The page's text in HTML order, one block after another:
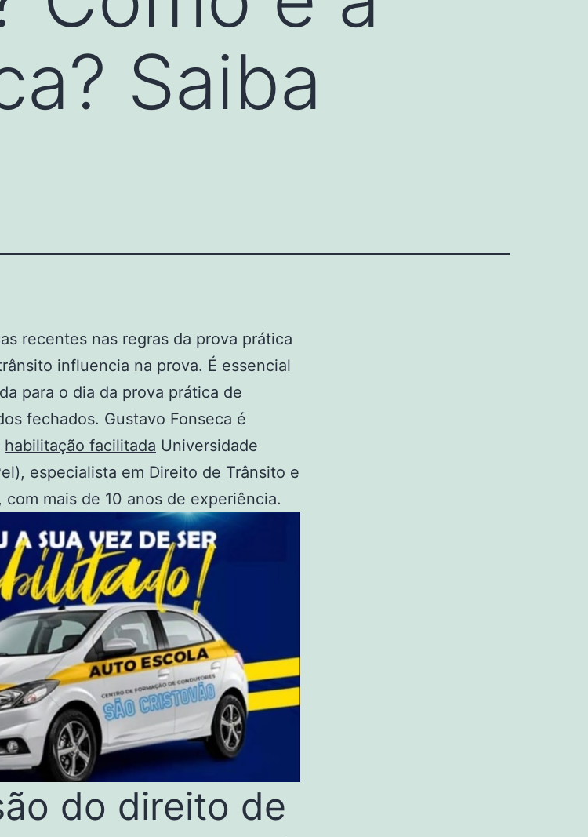
Saiba
recentes nas regras da prova prática
influencia na prova. É essencial
para o dia da prova prática de
fechados. Gustavo Fonseca é
habilitação facilitada Universidade
especialista em Direito de Trânsito e
mais de 10 anos de experiência.
do direito de